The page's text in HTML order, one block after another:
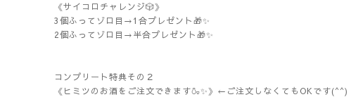
《サイコロチャレンジ🎲》
3個ふってゾロ目→1合プレゼント🎁✨
2個ふってゾロ目→半合プレゼント🎁✨
コンプリート特典その２
《ヒミツのお酒をご注文できます🍶✨》←ご注文しなくてもOKです(^^)